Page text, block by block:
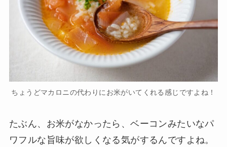
ちょうどマカロニの代わりにお米がいてくれる感じですよね！
たぶん、お米がなかったら、ベーコンみたいなパ
ワフルな旨味が欲しくなる気がするんですよね。